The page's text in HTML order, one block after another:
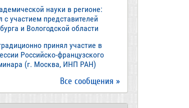
науки в регионе:
с участием представителей
и Вологодской области
принял участие в
Российско-французского
(г. Москва, ИНП РАН)
Все сообщения »